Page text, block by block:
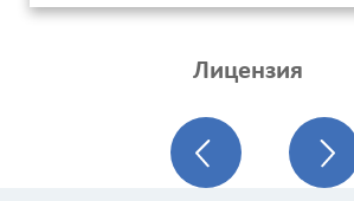
Лицензия